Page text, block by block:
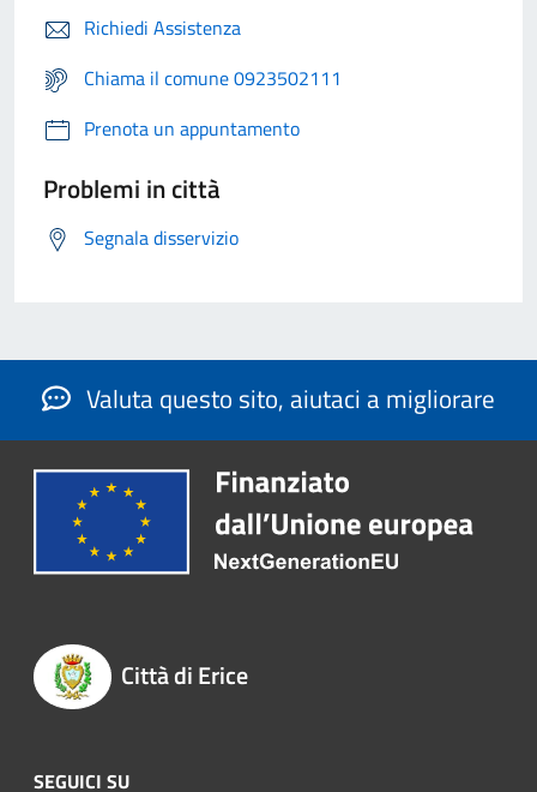
Richiedi Assistenza
Chiama il comune 0923502111
Prenota un appuntamento
Problemi in città
Segnala disservizio
Valuta questo sito, aiutaci a migliorare
Città di Erice
SEGUICI SU